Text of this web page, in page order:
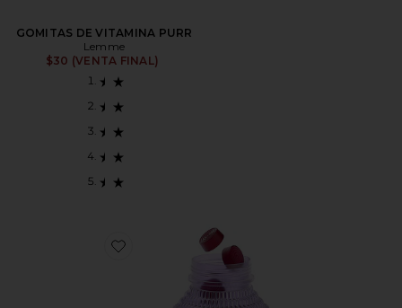
GOMITAS DE VITAMINA PURR
Lemme
$30 (VENTA FINAL)
Favorite GOMITAS DE VITAMINA CHILL